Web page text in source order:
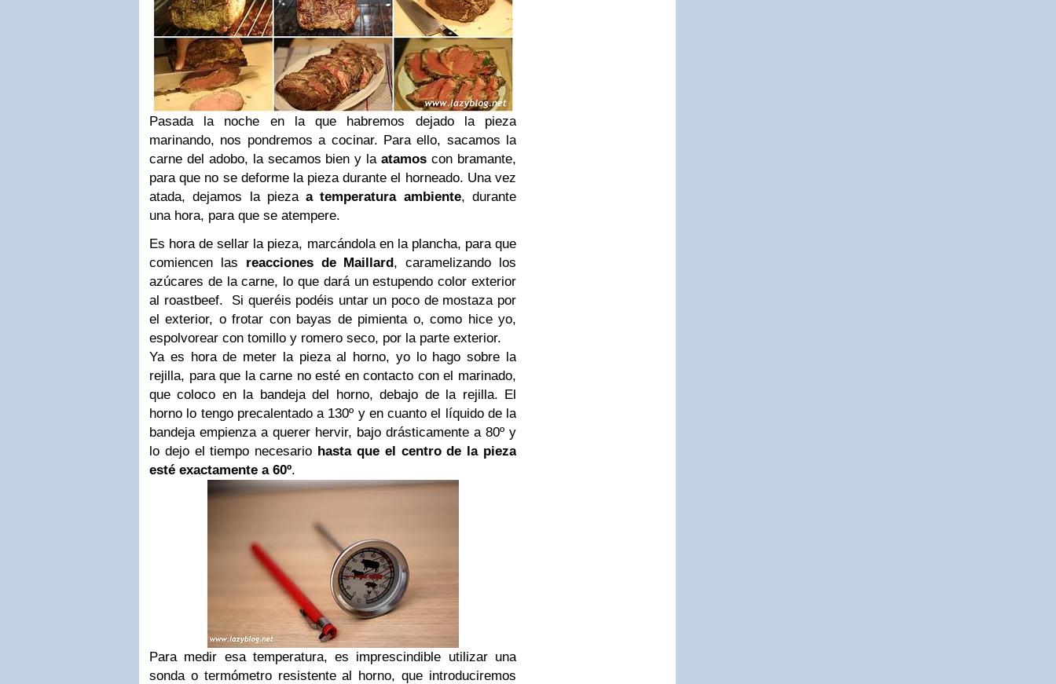
Pasada la noche en la que habremos dejado la pieza
marinando, nos pondremos a cocinar. Para ello, sacamos la
carne del adobo, la secamos bien y laatamoscon bramante,
para que no se deforme la pieza durante el horneado. Una vez
atada, dejamos la piezaa temperatura ambiente, durante
una hora, para que se atempere.
Es hora de sellar la pieza, marcándola en la plancha, para que
comiencen las reacciones de Maillard, caramelizando los
azúcares de la carne, lo que dará un estupendo color exterior
al roastbeef. Si queréis podéis untar un poco de mostaza por
el exterior, o frotar con bayas de pimienta o, como hice yo,
espolvorear con tomillo y romero seco, por la parte exterior.
Ya es hora de meter la pieza al horno, yo lo hago sobre la
rejilla, para que la carne no esté en contacto con el marinado,
que coloco en la bandeja del horno, debajo de la rejilla. El
horno lo tengo precalentado a 130º y en cuanto el líquido de la
bandeja empienza a querer hervir, bajo drásticamente a 80º y
lo dejo el tiempo necesario hasta que el centro de la pieza
esté exactamente a 60º.
Para medir esa temperatura, es imprescindible utilizar una
sonda o termómetro resistente al horno, que introduciremos